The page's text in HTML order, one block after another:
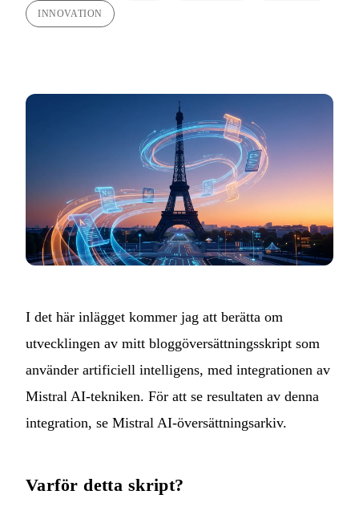
INNOVATION
I det här inlägget kommer jag att berätta om
utvecklingen av mitt bloggöversättningsskript som
använder artificiell intelligens, med integrationen av
Mistral AI-tekniken. För att se resultaten av denna
integration, se Mistral AI-översättningsarkiv.
Varför detta skript?